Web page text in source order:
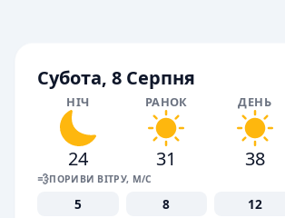
Субота, 8 Серпня
НІЧ РАНОК ДЕНЬ
24 31 38
💨ПОРИВИ ВІТРУ, М/С
5 8 12